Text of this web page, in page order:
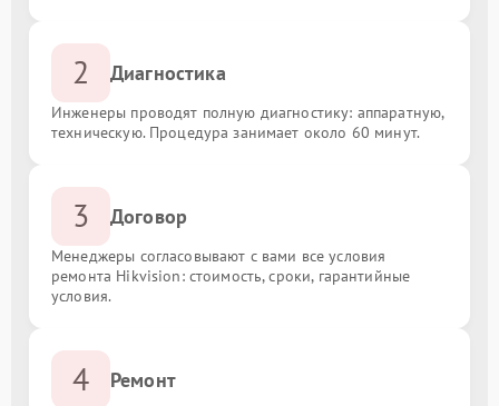
2 Диагностика
Инженеры проводят полную диагностику: аппаратную,
техническую. Процедура занимает около 60 минут.
3 Договор
Менеджеры согласовывают с вами все условия
ремонта Hikvision: стоимость, сроки, гарантийные
условия.
4 Ремонт